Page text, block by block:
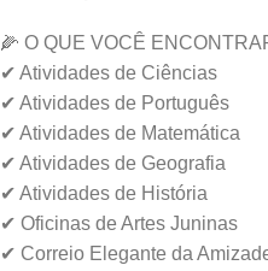
🌽 O QUE VOCÊ
✔ Atividades de Ciências
✔ Atividades de Português
✔ Atividades de Matemática
✔ Atividades de Geografia
✔ Atividades de História
✔ Oficinas de Artes Juninas
✔ Correio Elegante da